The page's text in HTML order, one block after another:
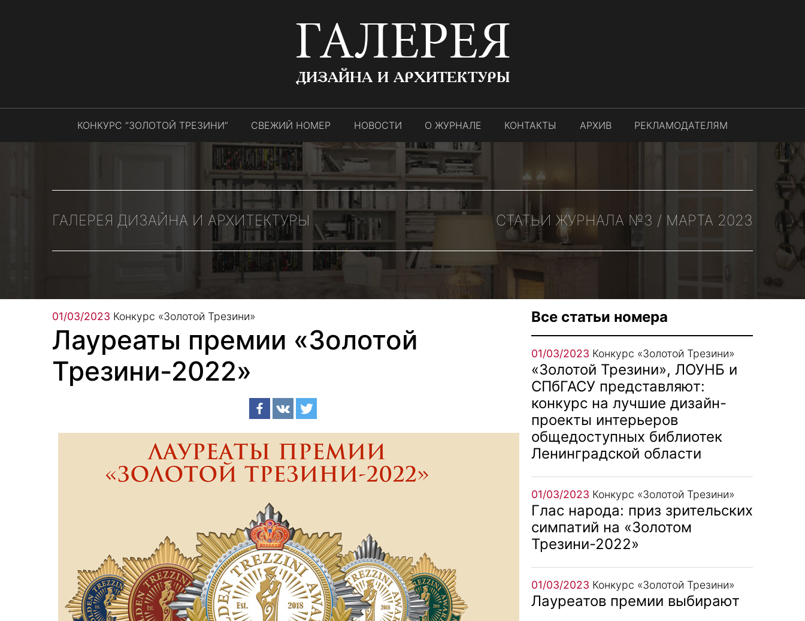
ГАЛЕРЕЯ
ДИЗАЙНА И АРХИТЕКТУРЫ
КОНКУРС “ЗОЛОТОЙ ТРЕЗИНИ” СВЕЖИЙ НОМЕР НОВОСТИ О ЖУРНАЛЕ КОНТАКТЫ АРХИВ РЕКЛАМОДАТЕЛЯМ
ГАЛЕРЕЯ ДИЗАЙНА И АРХИТЕКТУРЫ СТАТЬИ ЖУРНАЛА №3 / МАРТА 2023
01/03/2023 Конкурс «Золотой Трезини»
Лауреаты премии «Золотой
Трезини-2022»
Все статьи номера
01/03/2023 Конкурс «Золотой Трезини»
«Золотой Трезини», ЛОУНБ и
СПбГАСУ представляют:
конкурс на лучшие дизайн-
проекты интерьеров
общедоступных библиотек
Ленинградской области
01/03/2023 Конкурс «Золотой Трезини»
Глас народа: приз зрительских
симпатий на «Золотом
Трезини-2022»
01/03/2023 Конкурс «Золотой Трезини»
Лауреатов премии выбирают